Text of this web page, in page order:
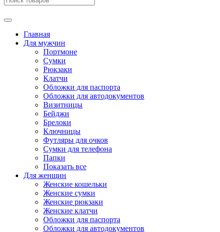
Главная
Для мужчин
Портмоне
Сумки
Рюкзаки
Клатчи
Обложки для паспорта
Обложки для автодокументов
Визитницы
Бейджи
Брелоки
Ключницы
Футляры для очков
Сумки для телефона
Папки
Показать все
Для женщин
Женские кошельки
Женские сумки
Женские рюкзаки
Женские клатчи
Обложки для паспорта
Обложки для автодокументов